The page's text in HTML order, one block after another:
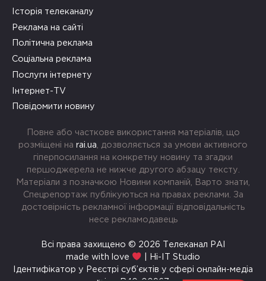
Історія телеканалу
Реклама на сайті
Політична реклама
Соціальна реклама
Послуги інтернету
Інтернет-TV
Повідомити новину
Повне або часткове використання матеріалів, що
розміщені на rai.ua , дозволяється за умови активного
гіперпосилання на конкретну новину та згадки
першоджерела не нижче другого абзацу тексту.
Матеріали з позначкою Новини компаній, Варто знати,
Спецрепортаж публікуються на правах реклами. За
достовірність рекламної інформації відповідальність
несе рекламодавець
Всі права захищено © 2026 Телеканал РАІ
made with love
| Hi-IT Studio
Ідентифікатор у Реєстрі суб’єктів у сфері онлайн-медіа